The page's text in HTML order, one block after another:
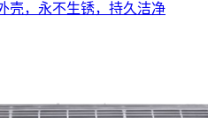
壳，永不生锈，持久洁净